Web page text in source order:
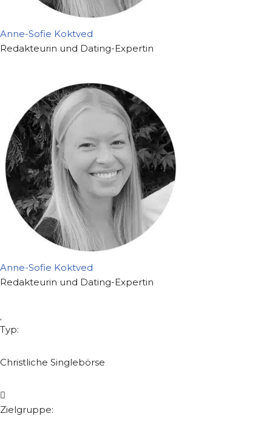
Anne-Sofie Koktved
Redakteurin und Dating-Expertin
Anne-Sofie Koktved
Redakteurin und Dating-Expertin
Typ:
Christliche Singlebörse
Zielgruppe: